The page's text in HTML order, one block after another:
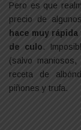
Pero es que
precio de
hace muy
de culo.
(salvo
receta de
piñones y trufa.